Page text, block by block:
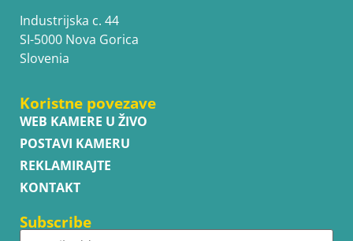
Industrijska c. 44
SI-5000 Nova Gorica
Slovenia
Koristne povezave
WEB KAMERE U ŽIVO
POSTAVI KAMERU
REKLAMIRAJTE
KONTAKT
Subscribe